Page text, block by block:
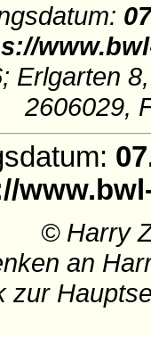
Erlgarten
2606029,
© Harry
an
zur